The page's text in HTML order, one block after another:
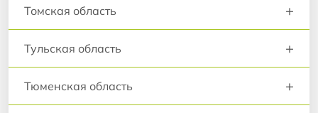
Томская область +
Тульская область +
Тюменская область +